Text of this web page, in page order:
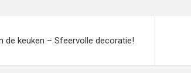
de keuken – Sfeervolle decoratie!